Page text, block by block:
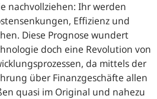
nachvollziehen: Ihr werden
Effizienz und
Diese Prognose wundert
doch eine Revolution von
da mittels der
über Finanzgeschäfte allen
quasi im Original und nahezu